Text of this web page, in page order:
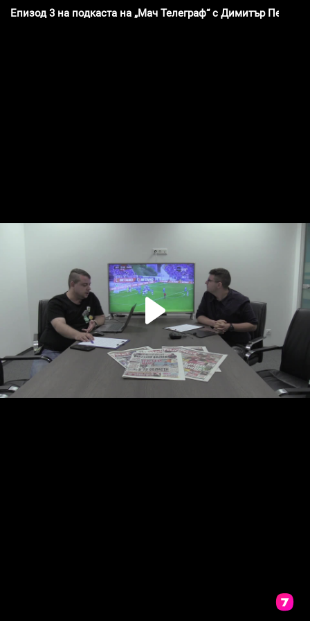
Епизод 3 на подкаста на „Мач Телеграф“ с Димитър Пенев